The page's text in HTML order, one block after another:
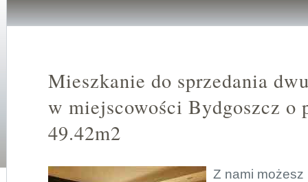
Mieszkanie do sprzedania
w miejscowości Bydgoszcz o
49.42m2
Z nami